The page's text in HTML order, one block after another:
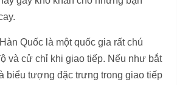
Quốc là một quốc gia rất chú
và cử chỉ khi giao tiếp. Nếu như bắt
biểu tượng đặc trưng trong giao tiếp